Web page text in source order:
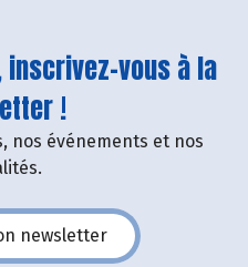
vous à la
!
nos événements et nos
newsletter